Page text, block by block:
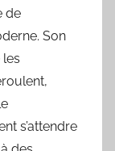
de
Son
s’attendre